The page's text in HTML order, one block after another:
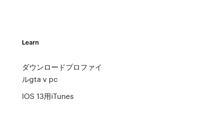
Learn
ダウンロードプロファイ
ルgta v pc
IOS 13用iTunes